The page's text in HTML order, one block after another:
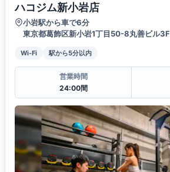
ハコジム新小岩店
小岩駅から車で6分
東京都葛飾区新小岩1丁目50-8丸善ビル3F
Wi-Fi 駅から5分以内
営業時間
24:00間